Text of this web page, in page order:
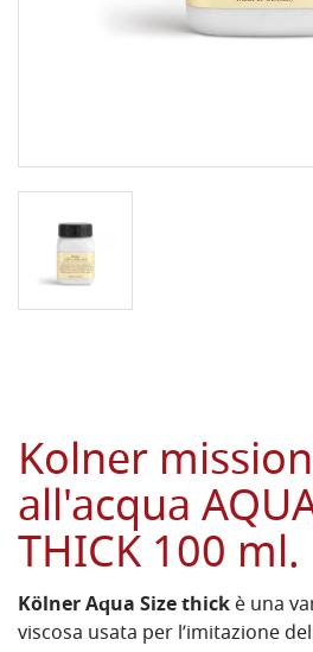
Kolner
all'acqua
THICK 100 ml.
Kölner Aqua Size thickè una
viscosa usata per l’imitazione